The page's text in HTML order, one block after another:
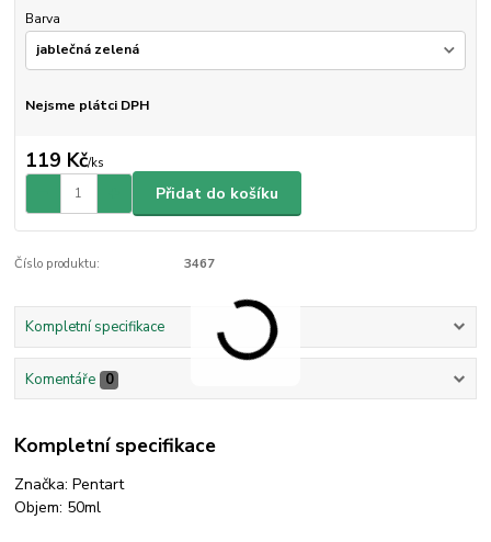
Barva
Nejsme plátci DPH
119 Kč/ks
Přidat do košíku
Číslo produktu: 3467
Kompletní specifikace
Komentáře 0
Kompletní specifikace
Značka: Pentart
Objem: 50ml